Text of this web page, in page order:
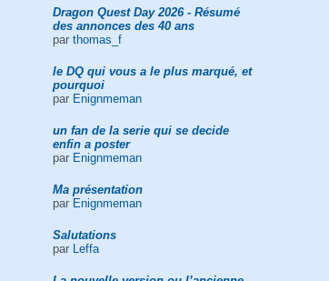
Dragon Quest Day 2026 - Résumé
des annonces des 40 ans
par thomas_f
le DQ qui vous a le plus marqué, et
pourquoi
par Enignmeman
un fan de la serie qui se decide
enfin a poster
par Enignmeman
Ma présentation
par Enignmeman
Salutations
par
Leffa